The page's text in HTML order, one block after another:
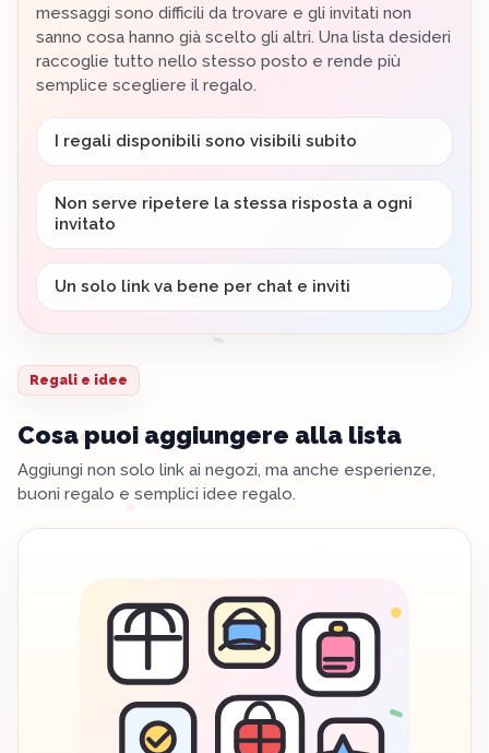
messaggi sono difficili da trovare e gli invitati non
sanno cosa hanno già scelto gli altri. Una lista desideri
raccoglie tutto nello stesso posto e rende più
semplice scegliere il regalo.
I regali disponibili sono visibili subito
Non serve ripetere la stessa risposta a ogni
invitato
Un solo link va bene per chat e inviti
Regali e idee
Cosa puoi aggiungere alla lista
Aggiungi non solo link ai negozi, ma anche esperienze,
buoni regalo e semplici idee regalo.